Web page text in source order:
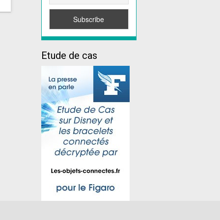
Etude de cas